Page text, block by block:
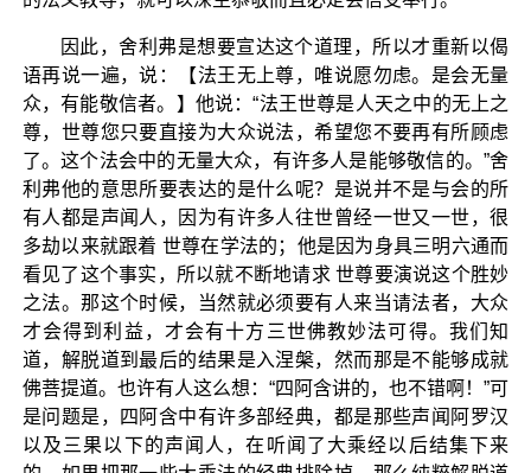
因此，舍利弗是想要宣达这个道理，所以才重新以偈
语再说一遍，说：【法王无上尊，唯说愿勿虑。是会无量
众，有能敬信者。】他说：“法王世尊是人天之中的无上之
尊，世尊您只要直接为大众说法，希望您不要再有所顾虑
了。这个法会中的无量大众，有许多人是能够敬信的。”舍
利弗他的意思所要表达的是什么呢？是说并不是与会的所
有人都是声闻人，因为有许多人往世曾经一世又一世，很
多劫以来就跟着 世尊在学法的；他是因为身具三明六通而
看见了这个事实，所以就不断地请求 世尊要演说这个胜妙
之法。那这个时候，当然就必须要有人来当请法者，大众
才会得到利益，才会有十方三世佛教妙法可得。我们知
道，解脱道到最后的结果是入涅槃，然而那是不能够成就
佛菩提道。也许有人这么想：“四阿含讲的，也不错啊！”可
是问题是，四阿含中有许多部经典，都是那些声闻阿罗汉
以及三果以下的声闻人，在听闻了大乘经以后结集下来